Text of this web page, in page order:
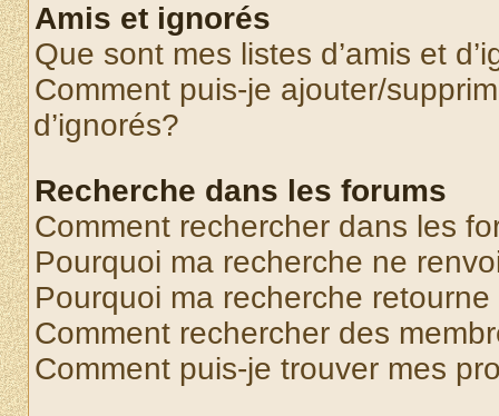
Amis et ignorés
Que sont mes listes d’amis et
Comment puis-je ajouter/
d’ignorés?
Recherche dans les forums
Comment rechercher dans les
Pourquoi ma recherche ne
Pourquoi ma recherche
Comment rechercher des
Comment puis-je trouver mes